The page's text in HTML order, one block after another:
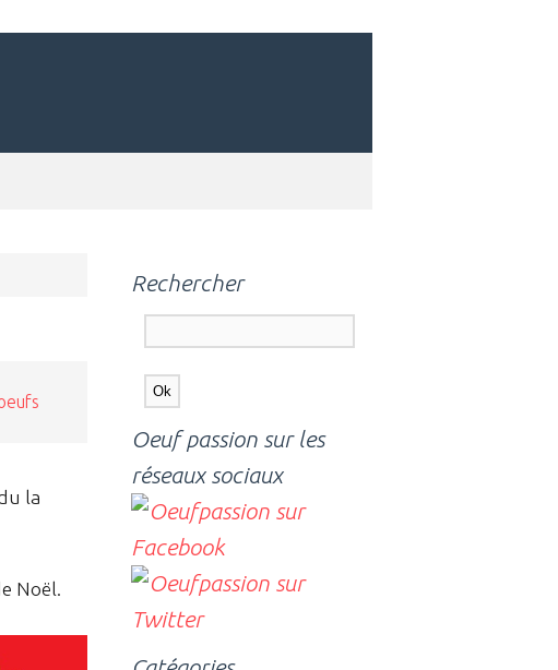
la
Noël.
Rechercher
Oeuf passion sur les
réseaux sociaux